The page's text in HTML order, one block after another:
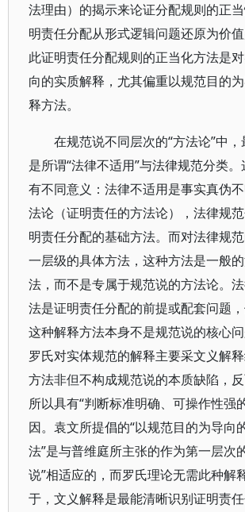
法理由）的揭示来论证分配规则的正
明责任分配从形式逻辑问题还原为价
此证明责任分配规则的正当化方法是
向的实质解释，尤其偏重以规范目的
释方法。
在规范说不同层次的“方法论”中
是所谓“法律不适用”与法律规范分类
有不同意义：法律不适用是事实真伪
法论（证明责任的方法论），法律规
明责任分配的基础方法。而对法律规
一层级的具体方法，这种方法是一般
法，而不是专属于规范说的方法论。
法是证明责任分配的前提或配套问题，
这种解释方法本身不是规范说的核心
罗氏对实体规范的解释主要采文义解
方法非但不构成规范说的本质缺陷，
所以具有“判断标准明确、可操作性强
因。袁文所提倡的“以规范目的为导向
法”是与普维庭所主张的作为第一层次
说”相适应的，而罗氏理论无需此种解
于，文义解释是最能清晰识别证明责任